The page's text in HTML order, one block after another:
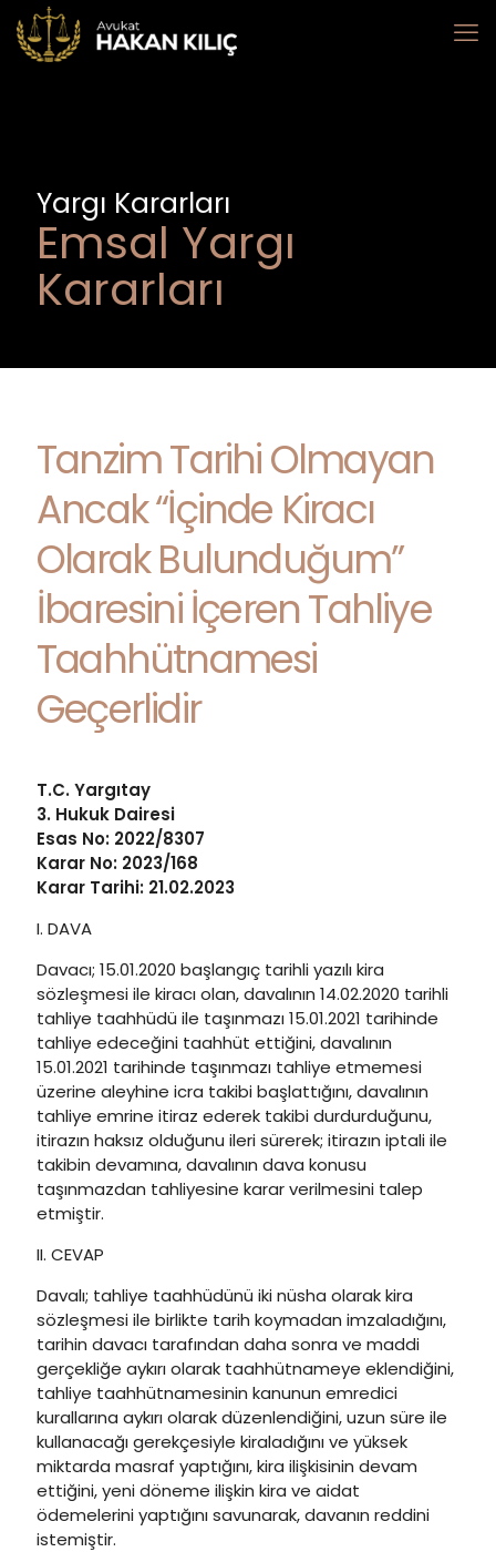
Yargı Kararları
Emsal Yargı
Kararları
Tanzim Tarihi Olmayan
Ancak “İçinde Kiracı
Olarak Bulunduğum”
İbaresini İçeren Tahliye
Taahhütnamesi
Geçerlidir
T.C. Yargıtay
3. Hukuk Dairesi
Esas No: 2022/8307
Karar No: 2023/168
Karar Tarihi: 21.02.2023
I. DAVA
Davacı; 15.01.2020 başlangıç tarihli yazılı kira
sözleşmesi ile kiracı olan, davalının 14.02.2020 tarihli
tahliye taahhüdü ile taşınmazı 15.01.2021 tarihinde
tahliye edeceğini taahhüt ettiğini, davalının
15.01.2021 tarihinde taşınmazı tahliye etmemesi
üzerine aleyhine icra takibi başlattığını, davalının
tahliye emrine itiraz ederek takibi durdurduğunu,
itirazın haksız olduğunu ileri sürerek; itirazın iptali ile
takibin devamına, davalının dava konusu
taşınmazdan tahliyesine karar verilmesini talep
etmiştir.
II. CEVAP
Davalı; tahliye taahhüdünü iki nüsha olarak kira
sözleşmesi ile birlikte tarih koymadan imzaladığını,
tarihin davacı tarafından daha sonra ve maddi
gerçekliğe aykırı olarak taahhütnameye eklendiğini,
tahliye taahhütnamesinin kanunun emredici
kurallarına aykırı olarak düzenlendiğini, uzun süre ile
kullanacağı gerekçesiyle kiraladığını ve yüksek
miktarda masraf yaptığını, kira ilişkisinin devam
ettiğini, yeni döneme ilişkin kira ve aidat
ödemelerini yaptığını savunarak, davanın reddini
istemiştir.